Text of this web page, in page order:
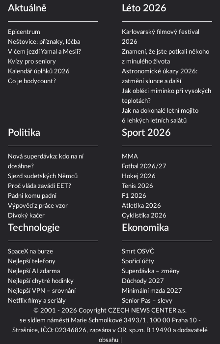
© 2001 - 2026 CopyrightCZECH NEWS CENTER a.s.
se sídlem náměstí Marie Schmolkové 3493/1, 100 00 Praha 10 -
Strašnice, IČO: 02346826, zapsána v OR, sp.zn. B 19490 a dodavatelé
Epicentrum
Neštovice: příznaky, léčba
V čem jezdí Yamal a Mesii?
Kvízy pro seniory
Kalendář úplňků 2026
Karlovarský filmový festival
2026
Znamení, že jste potkali někoho
z minulého života
Astronomické úkazy 2026:
zatmění slunce a další
Jak obléci miminko při vysokých
teplotách?
Jak na dokonalé letní mojito
6 lehkých letních salátů
Nová superdávka: kdo na ní
dosáhne?
Sjezd sudetských Němců
Proč vláda zavádí EET?
Padni komu padni
Výpověď z práce vzor
Divoký kačer
Sport 2026
MMA
Fotbal 2026/27
Hokej 2026
Tenis 2026
F1 2026
Atletika 2026
Cyklistika 2026
Technologie
SpaceX na burze
Nejlepší telefony
Nejlepší AI zdarma
Nejlepší chytré hodinky
Nejlepší VPN – srovnání
Netflix filmy a seriály
Smrt OSVČ
Spořicí účty
Superdávka – změny
Důchody 2027
Minimální mzda 2027
Senior Pas – slevy